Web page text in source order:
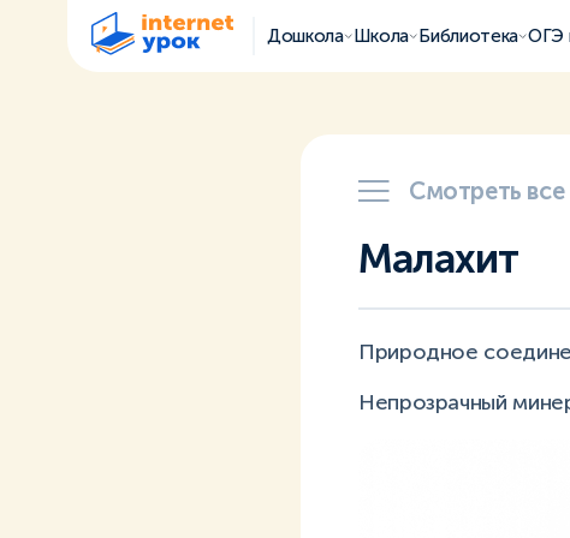
Дошкола Школа Библиотека ОГЭ
Смотреть
Малахит
Природное
Непрозрачный